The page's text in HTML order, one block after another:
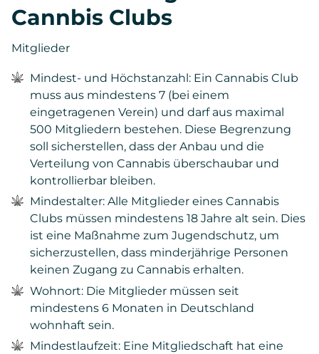
Cannbis Clubs
Mitglieder
Mindest- und Höchstanzahl: Ein Cannabis Club
muss aus mindestens 7 (bei einem
eingetragenen Verein) und darf aus maximal
500 Mitgliedern bestehen. Diese Begrenzung
soll sicherstellen, dass der Anbau und die
Verteilung von Cannabis überschaubar und
kontrollierbar bleiben.
Mindestalter: Alle Mitglieder eines Cannabis
Clubs müssen mindestens 18 Jahre alt sein. Dies
ist eine Maßnahme zum Jugendschutz, um
sicherzustellen, dass minderjährige Personen
keinen Zugang zu Cannabis erhalten.
Wohnort: Die Mitglieder müssen seit
mindestens 6 Monaten in Deutschland
wohnhaft sein.
Mindestlaufzeit: Eine Mitgliedschaft hat eine